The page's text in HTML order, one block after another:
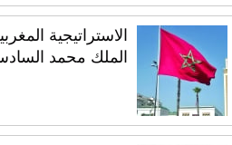
الاستراتيجية
الملك محمد